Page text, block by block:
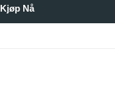
Kjøp Nå